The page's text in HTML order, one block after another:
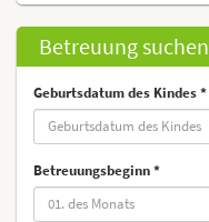
Betreuung suchen
Geburtsdatum des Kindes
Betreuungsbeginn